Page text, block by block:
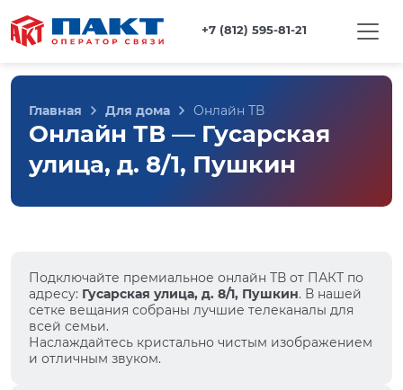
+7 (812) 595-81-21
Главная Для дома Онлайн ТВ
Онлайн ТВ — Гусарская
улица, д. 8/1, Пушкин
Подключайте премиальное онлайн ТВ от ПАКТ по
адресу: Гусарская улица, д. 8/1, Пушкин. В нашей
сетке вещания собраны лучшие телеканалы для
всей семьи.
Наслаждайтесь кристально чистым изображением
и отличным звуком.